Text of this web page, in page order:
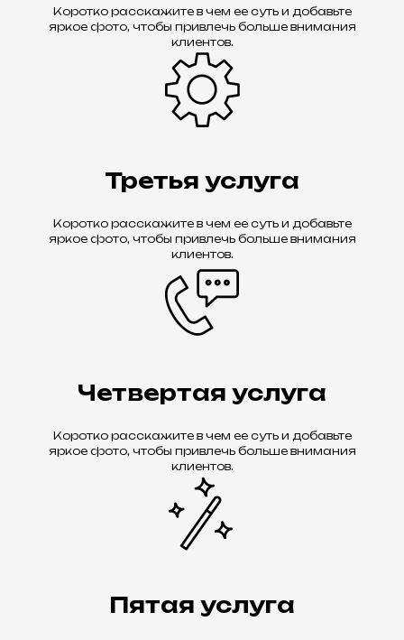
Коротко расскажите в чем ее суть и добавьте
яркое фото, чтобы привлечь больше внимания
клиентов.
Третья услуга
Коротко расскажите в чем ее суть и добавьте
яркое фото, чтобы привлечь больше внимания
клиентов.
Четвертая услуга
Коротко расскажите в чем ее суть и добавьте
яркое фото, чтобы привлечь больше внимания
клиентов.
Пятая услуга